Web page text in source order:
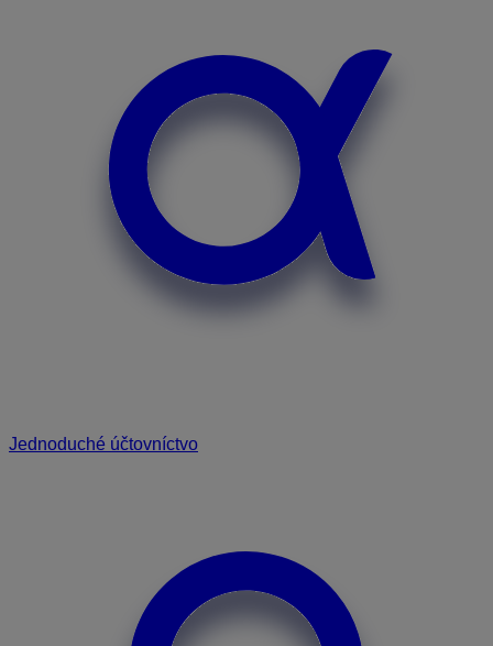
Jednoduché účtovníctvo